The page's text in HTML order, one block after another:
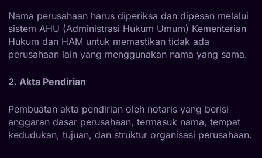
Nama perusahaan harus diperiksa dan dipesan melalui
sistem AHU (Administrasi Hukum Umum) Kementerian
Hukum dan HAM untuk memastikan tidak ada
perusahaan lain yang menggunakan nama yang sama.
2. Akta Pendirian
Pembuatan akta pendirian oleh notaris yang berisi
anggaran dasar perusahaan, termasuk nama, tempat
kedudukan, tujuan, dan struktur organisasi perusahaan.